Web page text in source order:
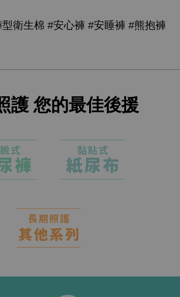
衛生棉 #安心褲 #安睡褲 #熊抱褲
護 您的最佳後援